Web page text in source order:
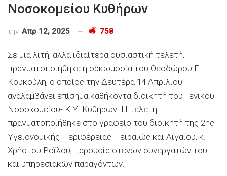
Νοσοκομείου Κυθήρων
την Απρ 12, 2025 758
Σε μια λιτή, αλλά ιδιαίτερα ουσιαστική τελετή,
πραγματοποιήθηκε η ορκωμοσία του Θεοδώρου Γ.
Κουκούλη, ο οποίος την Δευτέρα 14 Απριλίου
αναλαμβάνει επίσημα καθήκοντα διοικητή του Γενικού
Νοσοκομείου- Κ.Υ. Κυθήρων. Η τελετή
πραγματοποιήθηκε στο γραφείο του διοικητή της 2ης
Υγειονομικής Περιφέρειας Πειραιώς και Αιγαίου, κ.
Χρήστου Ροϊλού, παρουσία στενών συνεργατών του
και υπηρεσιακών παραγόντων.